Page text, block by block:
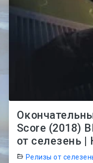
Score (2018)
от селезень |
Релизы от